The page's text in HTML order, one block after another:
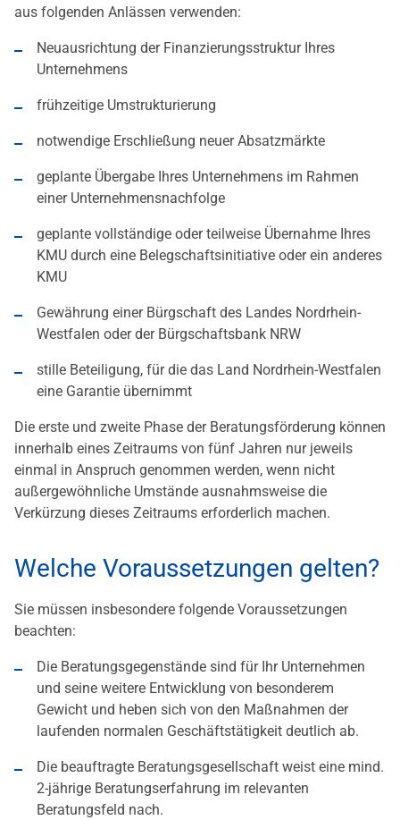
aus folgenden Anlässen verwenden:
Neuausrichtung der Finanzierungsstruktur Ihres
Unternehmens
frühzeitige Umstrukturierung
notwendige Erschließung neuer Absatzmärkte
geplante Übergabe Ihres Unternehmens im Rahmen
einer Unternehmensnachfolge
geplante vollständige oder teilweise Übernahme Ihres
KMU durch eine Belegschaftsinitiative oder ein anderes
KMU
Gewährung einer Bürgschaft des Landes Nordrhein-
Westfalen oder der Bürgschaftsbank NRW
stille Beteiligung, für die das Land Nordrhein-Westfalen
eine Garantie übernimmt
Die erste und zweite Phase der Beratungsförderung können
innerhalb eines Zeitraums von fünf Jahren nur jeweils
einmal in Anspruch genommen werden, wenn nicht
außergewöhnliche Umstände ausnahmsweise die
Verkürzung dieses Zeitraums erforderlich machen.
Welche Voraussetzungen gelten?
Sie müssen insbesondere folgende Voraussetzungen
beachten:
Die Beratungsgegenstände sind für Ihr Unternehmen
und seine weitere Entwicklung von besonderem
Gewicht und heben sich von den Maßnahmen der
laufenden normalen Geschäftstätigkeit deutlich ab.
Die beauftragte Beratungsgesellschaft weist eine mind.
2-jährige Beratungserfahrung im relevanten
Beratungsfeld nach.